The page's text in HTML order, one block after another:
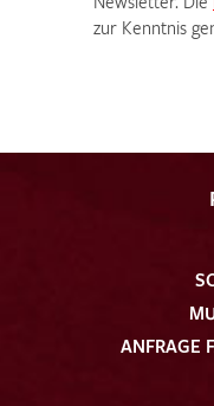
zur Kenntnis
ANFRAGE